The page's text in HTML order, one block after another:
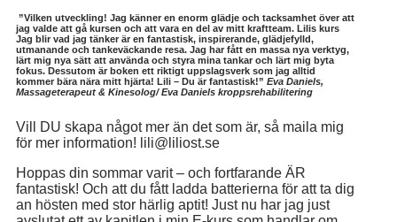
”Vilken utveckling! Jag känner en enorm glädje och tacksamhet över att
jag valde att gå kursen och att vara en del av mitt kraftteam. Lilis kurs
Jag blir vad jag tänker är en fantastisk, inspirerande, glädjefylld,
utmanande och tankeväckande resa. Jag har fått en massa nya verktyg,
lärt mig nya sätt att använda och styra mina tankar och lärt mig byta
fokus. Dessutom är boken ett riktigt uppslagsverk som jag alltid
kommer bära nära mitt hjärta! Lili – Du är fantastisk!” Eva Daniels,
Massageterapeut & Kinesolog/ Eva Daniels kroppsrehabilitering
Vill DU skapa något mer än det som är, så maila mig
för mer information! lili@liliost.se
Hoppas din sommar varit – och fortfarande ÄR
fantastisk! Och att du fått ladda batterierna för att ta dig
an hösten med stor härlig aptit! Just nu har jag just